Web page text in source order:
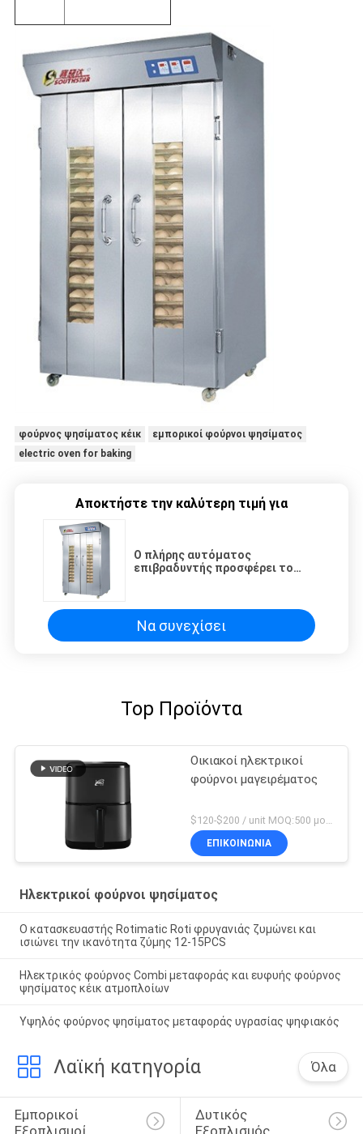
φούρνος ψησίματος κέικ
εμπορικοί φούρνοι ψησίματος
electric oven for baking
Αποκτήστε την καλύτερη τιμή για
Ο πλήρης αυτόματος
επιβραδυντής προσφέρει το
Να συνεχίσει
Top Προϊόντα
Οικιακοί ηλεκτρικοί
φούρνοι μαγειρέματος
$120-$200 / unit MOQ:500 μονάδες
ΕΠΙΚΟΙΝΩΝΊΑ
Ηλεκτρικοί φούρνοι ψησίματος
Ο κατασκευαστής Rotimatic Roti φρυγανιάς ζυμώνει και
ισιώνει την ικανότητα ζύμης 12-15PCS
Ηλεκτρικός φούρνος Combi μεταφοράς και ευφυής φούρνος
ψησίματος κέικ ατμοπλοίων
Υψηλός φούρνος ψησίματος μεταφοράς υγρασίας ψηφιακός
Λαϊκή κατηγορία Όλα
Εμπορικοί
Εξοπλισμοί
Δυτικός
Εξοπλισμός